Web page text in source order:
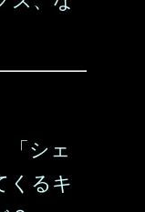
「シェ
くるキ